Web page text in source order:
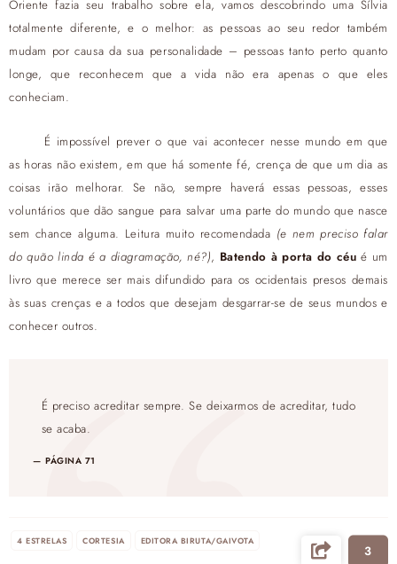
Oriente fazia seu trabalho sobre ela, vamos descobrindo uma Sílvia
totalmente diferente, e o melhor: as pessoas ao seu redor também
mudam por causa da sua personalidade – pessoas tanto perto quanto
longe, que reconhecem que a vida não era apenas o que eles
conheciam.
É impossível prever o que vai acontecer nesse mundo em que
as horas não existem, em que há somente fé, crença de que um dia as
coisas irão melhorar. Se não, sempre haverá essas pessoas, esses
voluntários que dão sangue para salvar uma parte do mundo que nasce
sem chance alguma. Leitura muito recomendada (e nem preciso falar
do quão linda é a diagramação, né?), Batendo à porta do céu é um
livro que merece ser mais difundido para os ocidentais presos demais
às suas crenças e a todos que desejam desgarrar-se de seus mundos e
conhecer outros.
É preciso acreditar sempre. Se deixarmos de acreditar, tudo
se acaba.
PÁGINA 71
4 ESTRELAS CORTESIA EDITORA BIRUTA/GAIVOTA
3